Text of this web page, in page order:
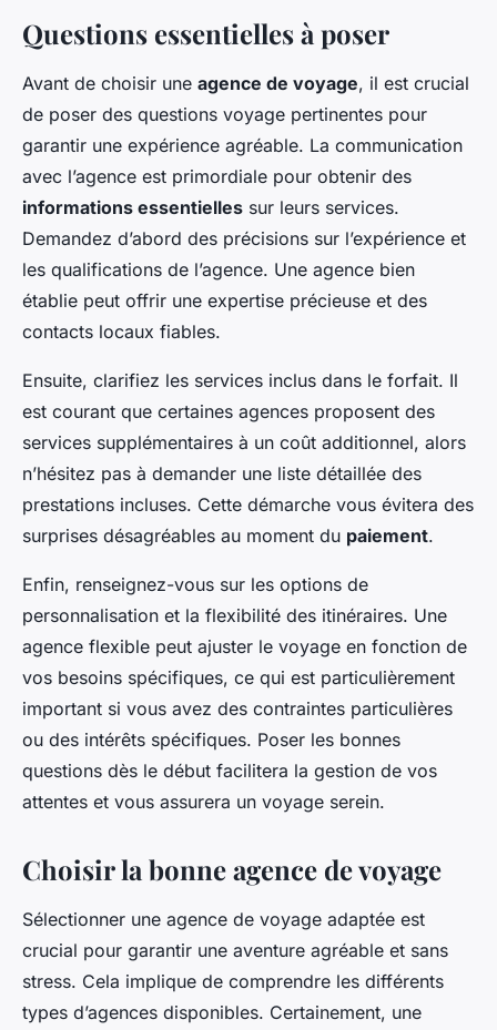
Questions essentielles à poser
Avant de choisir une agence de voyage, il est crucial
de poser des questions voyage pertinentes pour
garantir une expérience agréable. La communication
avec l’agence est primordiale pour obtenir des
informations essentielles sur leurs services.
Demandez d’abord des précisions sur l’expérience et
les qualifications de l’agence. Une agence bien
établie peut offrir une expertise précieuse et des
contacts locaux fiables.
Ensuite, clarifiez les services inclus dans le forfait. Il
est courant que certaines agences proposent des
services supplémentaires à un coût additionnel, alors
n’hésitez pas à demander une liste détaillée des
prestations incluses. Cette démarche vous évitera des
surprises désagréables au moment du paiement.
Enfin, renseignez-vous sur les options de
personnalisation et la flexibilité des itinéraires. Une
agence flexible peut ajuster le voyage en fonction de
vos besoins spécifiques, ce qui est particulièrement
important si vous avez des contraintes particulières
ou des intérêts spécifiques. Poser les bonnes
questions dès le début facilitera la gestion de vos
attentes et vous assurera un voyage serein.
Choisir la bonne agence de voyage
Sélectionner une agence de voyage adaptée est
crucial pour garantir une aventure agréable et sans
stress. Cela implique de comprendre les différents
types d’agences disponibles. Certainement, une